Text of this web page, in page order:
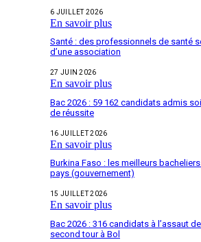
6 JUILLET 2026
En savoir plus
Santé : des professionnels de santé
d’une association
27 JUIN 2026
En savoir plus
Bac 2026 : 59 162 candidats admis
de réussite
16 JUILLET 2026
En savoir plus
Burkina Faso : les meilleurs
pays (gouvernement)
15 JUILLET 2026
En savoir plus
Bac 2026 : 316 candidats à l’assaut
second tour à Bol